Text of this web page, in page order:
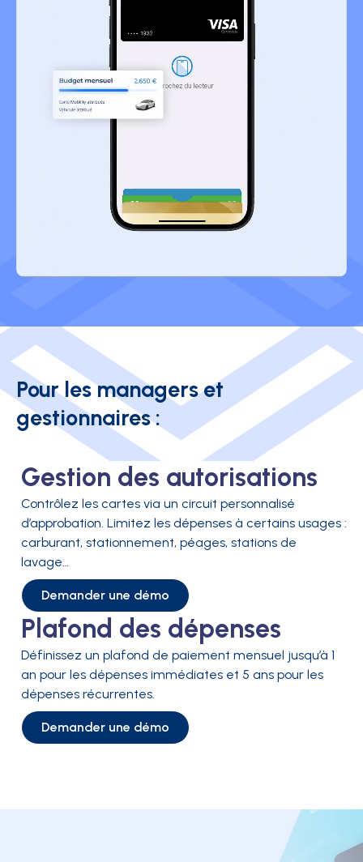
Pour les managers et
gestionnaires :
Gestion des autorisations
Contrôlez les cartes via un circuit personnalisé
d’approbation. Limitez les dépenses à certains usages :
carburant, stationnement, péages, stations de
lavage…
Demander une démo
Plafond des dépenses
Définissez un plafond de paiement mensuel jusqu’à 1
an pour les dépenses immédiates et 5 ans pour les
dépenses récurrentes.
Demander une démo